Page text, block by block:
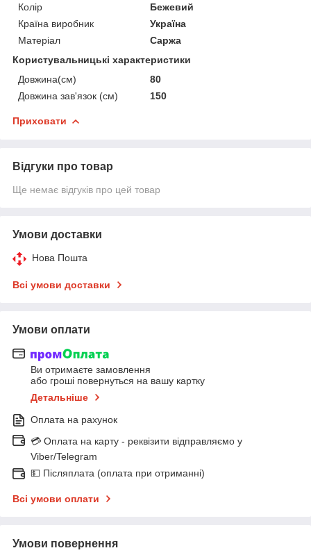
Колір
Бежевий
Країна виробник
Україна
Матеріал
Саржа
Користувальницькі характеристики
Довжина(см)
80
Довжина зав'язок (см)
150
Приховати
Відгуки про товар
Ще немає відгуків про цей товар
Умови доставки
Нова Пошта
Всі умови доставки
Умови оплати
Ви отримаєте замовлення
або гроші повернуться на вашу картку
Детальніше
Оплата на рахунок
💳 Оплата на карту - реквізити відправляємо у
Viber/Telegram
💵 Післяплата (оплата при отриманні)
Всі умови оплати
Умови повернення